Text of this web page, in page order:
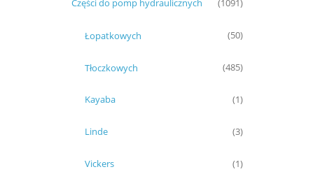
Części do pomp hydraulicznych (1091)
Łopatkowych (50)
Tłoczkowych (485)
Kayaba (1)
Linde (3)
Vickers (1)